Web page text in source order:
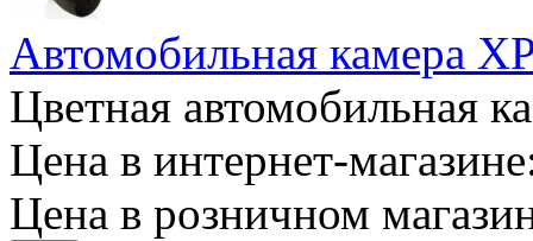
Автомобильная камера
Цветная автомобильная
Цена в интернет-
Цена в розничном